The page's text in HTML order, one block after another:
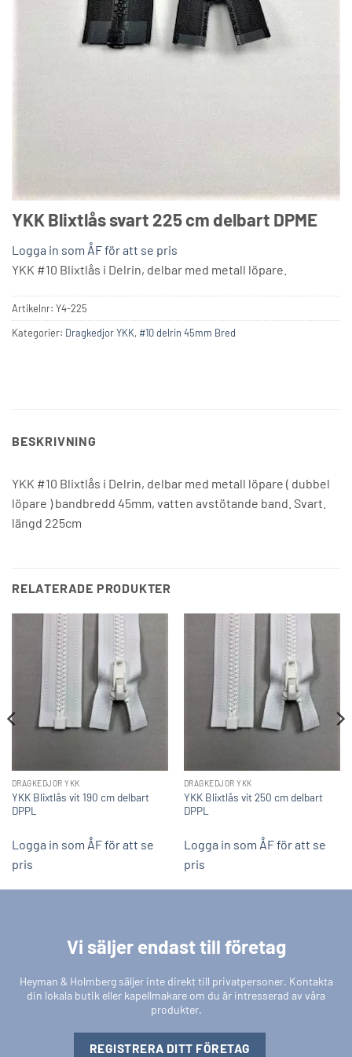
YKK Blixtlås svart 225 cm delbart DPME
Logga in som ÅF för att se pris
YKK #10 Blixtlås i Delrin, delbar med metall löpare.
Artikelnr: Y4-225
Kategorier: Dragkedjor YKK, #10 delrin 45mm Bred
BESKRIVNING
YKK #10 Blixtlås i Delrin, delbar med metall löpare ( dubbel
löpare ) bandbredd 45mm, vatten avstötande band. Svart.
längd 225cm
RELATERADE PRODUKTER
DRAGKEDJOR YKK
YKK Blixtlås vit 190 cm delbart
DPPL
Logga in som ÅF för att se
pris
DRAGKEDJOR YKK
YKK Blixtlås vit 250 cm delbart
DPPL
Logga in som ÅF för att se
pris
Vi säljer endast till företag
Heyman & Holmberg säljer inte direkt till privatpersoner. Kontakta
din lokala butik eller kapellmakare om du är intresserad av våra
produkter.
REGISTRERA DITT FÖRETAG